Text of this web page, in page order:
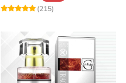
(215)